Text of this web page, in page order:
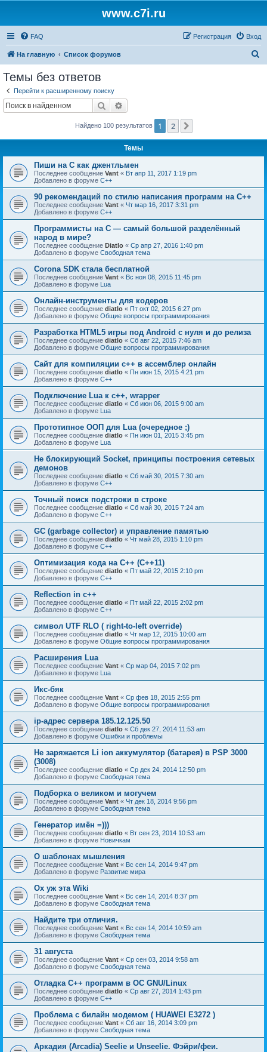
www.c7i.ru
FAQ Вход
Регистрация
На главную Список форумов
Темы без ответов
Перейти к расширенному поиску
Поиск
Найдено 100 результатов 1 2
Темы
Пиши на C как джентльмен
Последнее сообщение Vant « Вт апр 11, 2017 1:19 pm
Добавлено в форуме C++
90 рекомендаций по стилю написания программ на C++
Последнее сообщение Vant « Чт мар 16, 2017 3:31 pm
Добавлено в форуме C++
Программисты на C — самый большой разделённый
народ в мире?
Последнее сообщение Diatlo « Ср апр 27, 2016 1:40 pm
Добавлено в форуме Свободная тема
Corona SDK стала бесплатной
Последнее сообщение Vant « Вс ноя 08, 2015 11:45 pm
Добавлено в форуме Lua
Онлайн-инструменты для кодеров
Последнее сообщение diatlo « Пт окт 02, 2015 6:27 pm
Добавлено в форуме Общие вопросы программирования
Разработка HTML5 игры под Android с нуля и до релиза
Последнее сообщение diatlo « Сб авг 22, 2015 7:46 am
Добавлено в форуме Общие вопросы программирования
Сайт для компиляции c++ в ассемблер онлайн
Последнее сообщение diatlo « Пн июн 15, 2015 4:21 pm
Добавлено в форуме C++
Подключение Lua к c++, wrapper
Последнее сообщение diatlo « Сб июн 06, 2015 9:00 am
Добавлено в форуме Lua
Прототипное ООП для Lua (очередное ;)
Последнее сообщение diatlo « Пн июн 01, 2015 3:45 pm
Добавлено в форуме Lua
Не блокирующий Socket, принципы построения сетевых
демонов
Последнее сообщение diatlo « Сб май 30, 2015 7:30 am
Добавлено в форуме C++
Точный поиск подстроки в строке
Последнее сообщение diatlo « Сб май 30, 2015 7:24 am
Добавлено в форуме C++
GC (garbage collector) и управление памятью
Последнее сообщение diatlo « Чт май 28, 2015 1:10 pm
Добавлено в форуме C++
Оптимизация кода на C++ (C++11)
Последнее сообщение diatlo « Пт май 22, 2015 2:10 pm
Добавлено в форуме C++
Reflection in с++
Последнее сообщение diatlo « Пт май 22, 2015 2:02 pm
Добавлено в форуме C++
символ UTF RLO ( right-to-left override)
Последнее сообщение diatlo « Чт мар 12, 2015 10:00 am
Добавлено в форуме Общие вопросы программирования
Расширения Lua
Последнее сообщение Vant « Ср мар 04, 2015 7:02 pm
Добавлено в форуме Lua
Икс-бяк
Последнее сообщение Vant « Ср фев 18, 2015 2:55 pm
Добавлено в форуме Общие вопросы программирования
ip-адрес сервера 185.12.125.50
Последнее сообщение diatlo « Сб дек 27, 2014 11:53 am
Добавлено в форуме Ошибки и проблемы
Не заряжается Li ion аккумулятор (батарея) в PSP 3000
(3008)
Последнее сообщение diatlo « Ср дек 24, 2014 12:50 pm
Добавлено в форуме Свободная тема
Подборка о великом и могучем
Последнее сообщение Vant « Чт дек 18, 2014 9:56 pm
Добавлено в форуме Свободная тема
Генератор имён =)))
Последнее сообщение diatlo « Вт сен 23, 2014 10:53 am
Добавлено в форуме Новичкам
О шаблонах мышления
Последнее сообщение Vant « Вс сен 14, 2014 9:47 pm
Добавлено в форуме Развитие мира
Ох уж эта Wiki
Последнее сообщение Vant « Вс сен 14, 2014 8:37 pm
Добавлено в форуме Свободная тема
Найдите три отличия.
Последнее сообщение Vant « Вс сен 14, 2014 10:59 am
Добавлено в форуме Свободная тема
31 августа
Последнее сообщение Vant « Ср сен 03, 2014 9:58 am
Добавлено в форуме Свободная тема
Отладка C++ программ в ОС GNU/Linux
Последнее сообщение diatlo « Ср авг 27, 2014 1:43 pm
Добавлено в форуме C++
Проблема с билайн модемом ( HUAWEI E3272 )
Последнее сообщение Vant « Сб авг 16, 2014 3:09 pm
Добавлено в форуме Свободная тема
Аркадия (Arcadia) Seelie и Unseelie. Фэйри/феи.